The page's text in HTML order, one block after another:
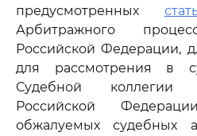
предусмотренных
Арбитражного
Российской Федерации,
для рассмотрения в
Судебной коллегии
Российской
обжалуемых судебных